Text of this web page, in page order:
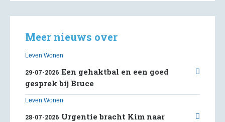
Leven Wonen
29-07-2026 Een gehaktbal en een goed
gesprek bij Bruce
Leven Wonen
28-07-2026 Urgentie bracht Kim naar